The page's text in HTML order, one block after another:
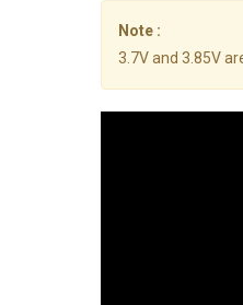
Note :
3.7V and 3.85V